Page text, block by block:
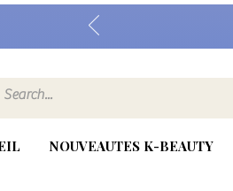
NOUVEAUTES K-BEAUTY